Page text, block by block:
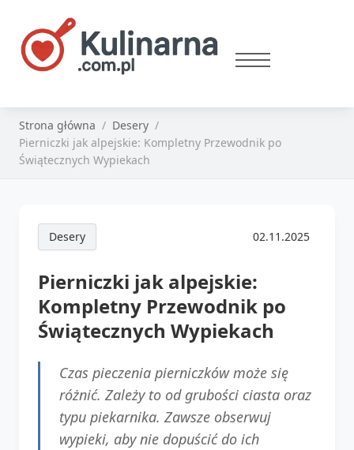
Strona główna
Desery
Pierniczki jak alpejskie: Kompletny Przewodnik po
Świątecznych Wypiekach
Desery 02.11.2025
Pierniczki jak alpejskie:
Kompletny Przewodnik po
Świątecznych Wypiekach
Czas pieczenia pierniczków może się
różnić. Zależy to od grubości ciasta oraz
typu piekarnika. Zawsze obserwuj
wypieki, aby nie dopuścić do ich